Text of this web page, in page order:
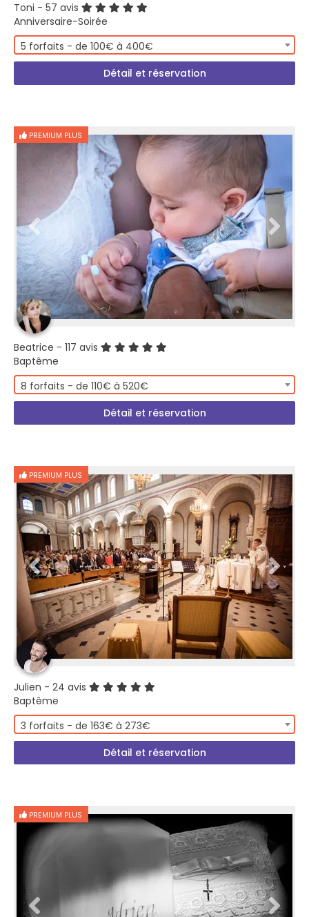
Toni - 57 avis
Anniversaire-Soirée
5 forfaits - de 100€ à 400€
Détail et réservation
PREMIUM PLUS
Beatrice - 117 avis
Baptême
8 forfaits - de 110€ à 520€
Détail et réservation
PREMIUM PLUS
Julien - 24 avis
Baptême
3 forfaits - de 163€ à 273€
Détail et réservation
PREMIUM PLUS